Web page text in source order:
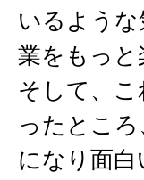
いるよう
業をもっ
そして、
ったとこ
になり面